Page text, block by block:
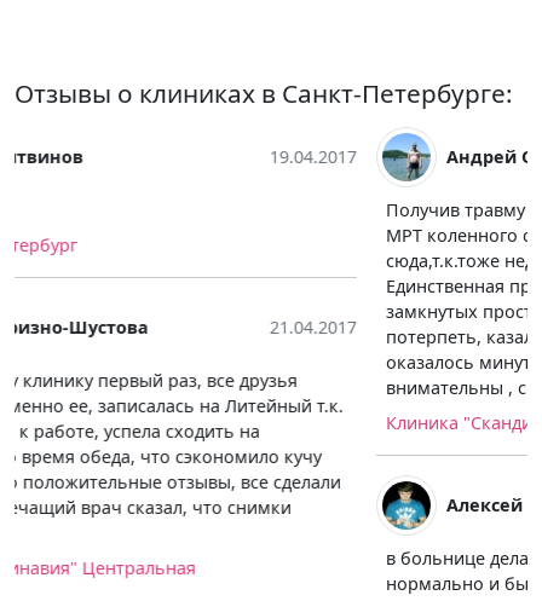
Отзывы о клиниках в Санкт-Петербурге:
21.04.2017
Получив травму на футболе врач срочно послал на
МРТ коленного сустава. Друг посоветовал пойти
сюда,т.к.тоже недавно прошел эту процедуру.
Единственная проблема была в том, что я боюсь
замкнутых пространств, но тут пришлось немного
потерпеть, казалось, что лежал там вечность,
оказалось минут 20, врачи со мной были очень
внимательны , спасибо им большое.
Клиника "Скандинавия" Центральная
Алексей Деркач 27.04.2017
в больнице делал мрт позвоночника, всё прошло
нормально и быстро, рекомендую клинику